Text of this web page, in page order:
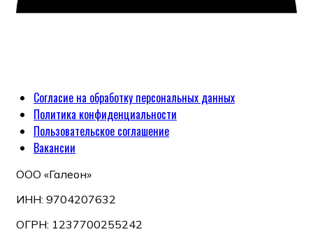
Согласие на обработку персональных данных
Политика конфиденциальности
Пользовательское соглашение
Вакансии
ООО «Галеон»
ИНН: 9704207632
ОГРН: 1237700255242